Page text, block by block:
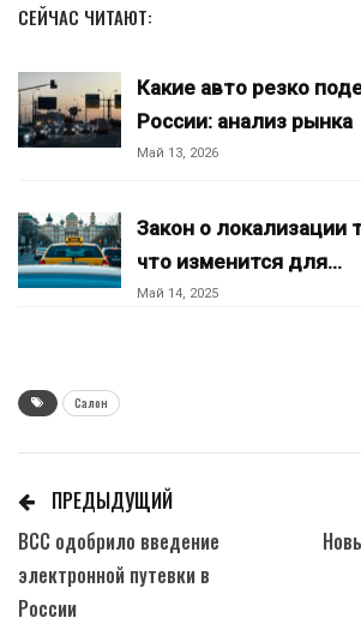
СЕЙЧАС ЧИТАЮТ:
Какие авто резко
России: анализ рынка
Май 13, 2026
Закон о локализации
что изменится для…
Май 14, 2025
Салон
ПРЕДЫДУЩИЙ
ВСС одобрило введение
электронной путевки в
России